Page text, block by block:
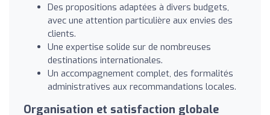
Des propositions adaptées à divers budgets,
avec une attention particulière aux envies des
clients.
Une expertise solide sur de nombreuses
destinations internationales.
Un accompagnement complet, des formalités
administratives aux recommandations locales.
Organisation et satisfaction globale